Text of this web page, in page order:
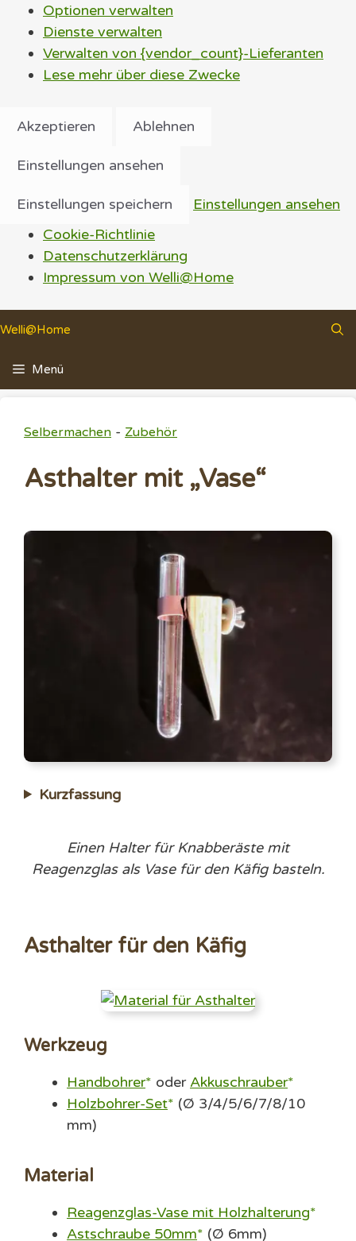
Optionen verwalten
Dienste verwalten
Verwalten von {vendor_count}-Lieferanten
Lese mehr über diese Zwecke
Akzeptieren Ablehnen
Einstellungen ansehen
Einstellungen speichern
Einstellungen ansehen
Cookie-Richtlinie
Datenschutzerklärung
Impressum von Welli@Home
Inhalt
springen
Welli@Home
Menü
Selbermachen - Zubehör
Asthalter mit „Vase“
Kurzfassung
Einen Halter für Knabberäste mit
Reagenzglas als Vase für den Käfig basteln.
Asthalter für den Käfig
Werkzeug
Handbohrer oder Akkuschrauber
Holzbohrer-Set
(Ø 3/4/5/6/7/8/10
mm)
Material
Reagenzglas-Vase mit Holzhalterung
Astschraube 50mm
(Ø 6mm)